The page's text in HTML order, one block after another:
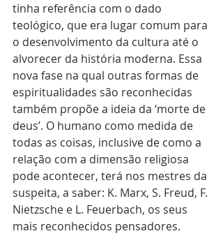
tinha referência com o dado
teológico, que era lugar comum para
o desenvolvimento da cultura até o
alvorecer da história moderna. Essa
nova fase na qual outras formas de
espiritualidades são reconhecidas
também propõe a ideia da ‘morte de
deus’. O humano como medida de
todas as coisas, inclusive de como a
relação com a dimensão religiosa
pode acontecer, terá nos mestres da
suspeita, a saber: K. Marx, S. Freud, F.
Nietzsche e L. Feuerbach, os seus
mais reconhecidos pensadores.